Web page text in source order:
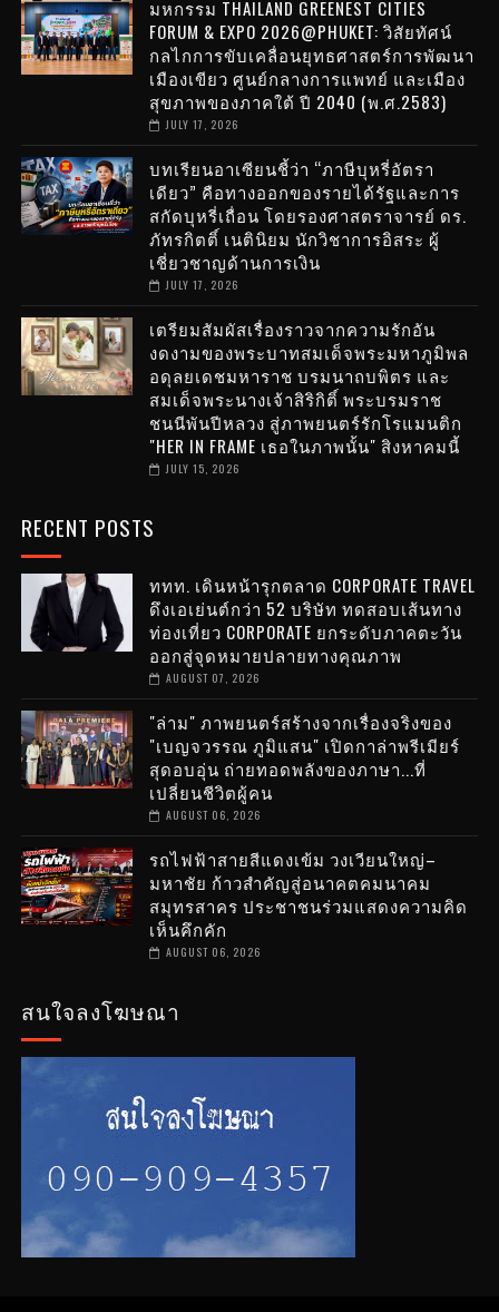
มหกรรม THAILAND GREENEST CITIES
FORUM & EXPO 2026@PHUKET: วิสัยทัศน์
กลไกการขับเคลื่อนยุทธศาสตร์การพัฒนา
เมืองเขียว ศูนย์กลางการแพทย์ และเมือง
สุขภาพของภาคใต้ ปี 2040 (พ.ศ.2583)
JULY 17, 2026
บทเรียนอาเซียนชี้ว่า “ภาษีบุหรี่อัตรา
เดียว” คือทางออกของรายได้รัฐและการ
สกัดบุหรี่เถื่อน โดยรองศาสตราจารย์ ดร.
ภัทรกิตติ์ เนตินิยม นักวิชาการอิสระ ผู้
เชี่ยวชาญด้านการเงิน
JULY 17, 2026
เตรียมสัมผัสเรื่องราวจากความรักอัน
งดงามของพระบาทสมเด็จพระมหาภูมิพล
อดุลยเดชมหาราช บรมนาถบพิตร และ
สมเด็จพระนางเจ้าสิริกิติ์ พระบรมราช
ชนนีพันปีหลวง สู่ภาพยนตร์รักโรแมนติก
"HER IN FRAME เธอในภาพนั้น" สิงหาคมนี้
JULY 15, 2026
RECENT POSTS
ททท. เดินหน้ารุกตลาด CORPORATE TRAVEL
ดึงเอเย่นต์กว่า 52 บริษัท ทดสอบเส้นทาง
ท่องเที่ยว CORPORATE ยกระดับภาคตะวัน
ออกสู่จุดหมายปลายทางคุณภาพ
AUGUST 07, 2026
"ล่าม" ภาพยนตร์สร้างจากเรื่องจริงของ
"เบญจวรรณ ภูมิแสน" เปิดกาล่าพรีเมียร์
สุดอบอุ่น ถ่ายทอดพลังของภาษา...ที่
เปลี่ยนชีวิตผู้คน
AUGUST 06, 2026
รถไฟฟ้าสายสีแดงเข้ม วงเวียนใหญ่–
มหาชัย ก้าวสำคัญสู่อนาคตคมนาคม
สมุทรสาคร ประชาชนร่วมแสดงความคิด
เห็นคึกคัก
AUGUST 06, 2026
สนใจลงโฆษณา